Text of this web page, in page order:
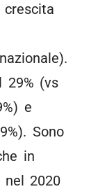
29% (vs
e
Sono
in
nel 2020